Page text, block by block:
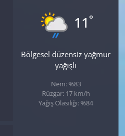
11 °
Bölgesel düzensiz yağmur
yağışlı
Nem: %83
Rüzgar: 17 km/h
Yağış Olasılığı: %84